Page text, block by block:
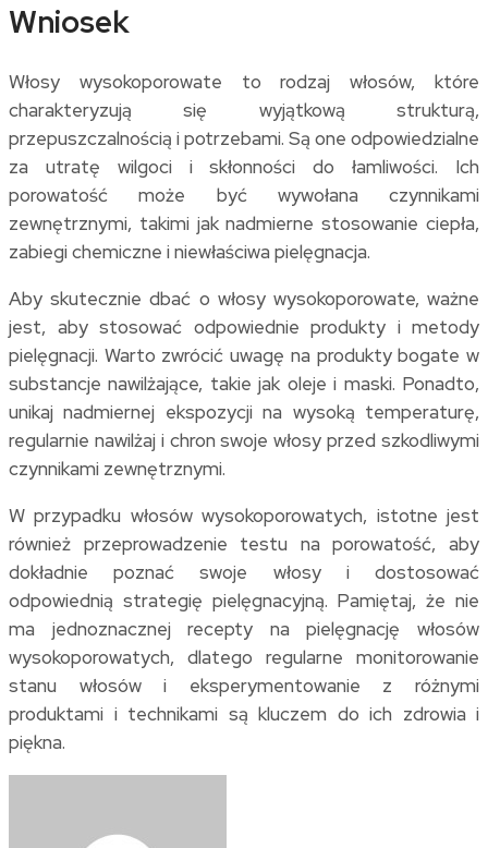
Wniosek
Włosy wysokoporowate to rodzaj włosów, które
charakteryzują się wyjątkową strukturą,
przepuszczalnością i potrzebami. Są one odpowiedzialne
za utratę wilgoci i skłonności do łamliwości. Ich
porowatość może być wywołana czynnikami
zewnętrznymi, takimi jak nadmierne stosowanie ciepła,
zabiegi chemiczne i niewłaściwa pielęgnacja.
Aby skutecznie dbać o włosy wysokoporowate, ważne
jest, aby stosować odpowiednie produkty i metody
pielęgnacji. Warto zwrócić uwagę na produkty bogate w
substancje nawilżające, takie jak oleje i maski. Ponadto,
unikaj nadmiernej ekspozycji na wysoką temperaturę,
regularnie nawilżaj i chron swoje włosy przed szkodliwymi
czynnikami zewnętrznymi.
W przypadku włosów wysokoporowatych, istotne jest
również przeprowadzenie testu na porowatość, aby
dokładnie poznać swoje włosy i dostosować
odpowiednią strategię pielęgnacyjną. Pamiętaj, że nie
ma jednoznacznej recepty na pielęgnację włosów
wysokoporowatych, dlatego regularne monitorowanie
stanu włosów i eksperymentowanie z różnymi
produktami i technikami są kluczem do ich zdrowia i
piękna.